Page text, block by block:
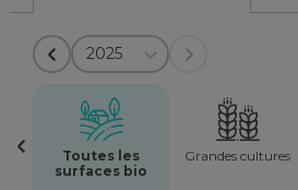
2025
Toutes les
surfaces bio
Grandes cultures